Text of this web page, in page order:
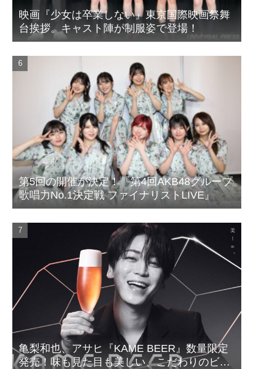
映画『少女は卒業しない』東京国際映画祭舞
台挨拶。キャスト陣が制服姿で登場！
第5回の開催が決定！『第4回AKB48グループ
歌唱力No.1決定戦 ファイナリストLIVE』
亀梨和也、アサヒ『KAME BEER』数量限定
発売！味も見た目も美しい、こだわりのビー